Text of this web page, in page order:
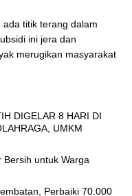
titik terang dalam
ini jera dan
merugikan masyarakat
DIGELAR 8 HARI DI
UMKM
untuk Warga
Perbaiki 70.000